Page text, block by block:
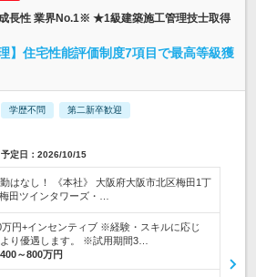
長性 業界No.1※ ★1級建築施工管理技士取得
】住宅性能評価制度7項目で最高等級獲
学歴不問 第二新卒歓迎
定日：2026/10/15
はなし！ 《本社》 大阪府大阪市北区梅田1丁
田ツインタワーズ・…
万円+インセンティブ ※経験・スキルに応じ
り優遇します。 ※試用期間3…
400～800万円